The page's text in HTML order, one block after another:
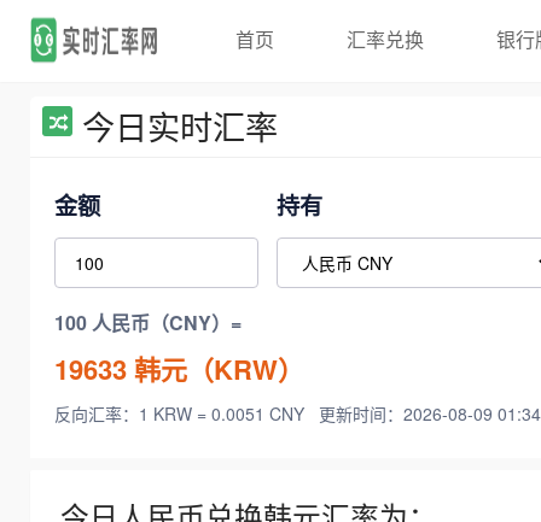
首页 汇率兑换 银行
今日实时汇率
金额 持有
100 人民币（CNY）=
19633韩元（KRW）
反向汇率：1 KRW = 0.0051 CNY 更新时间：2026-08-09